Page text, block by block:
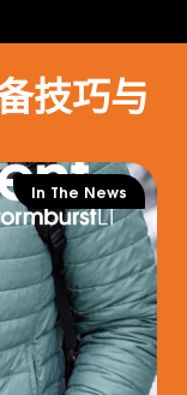
技巧与
In The News